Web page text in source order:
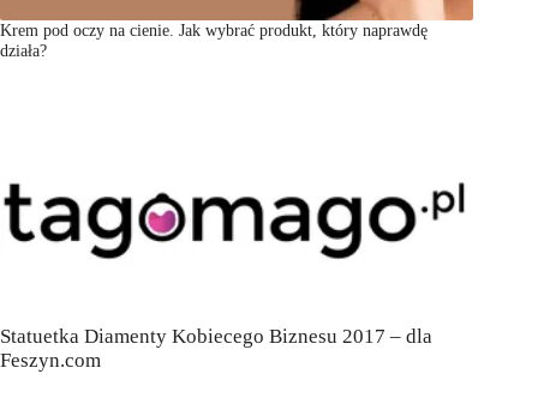
Krem pod oczy na cienie. Jak wybrać produkt, który naprawdę
działa?
Statuetka Diamenty Kobiecego Biznesu 2017 – dla
Feszyn.com